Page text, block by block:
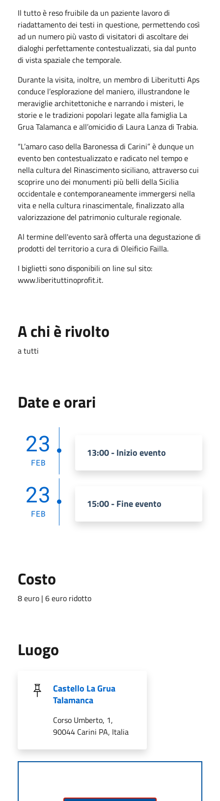
Il tutto è reso fruibile da un paziente lavoro di
riadattamento dei testi in questione, permettendo così
ad un numero più vasto di visitatori di ascoltare dei
dialoghi perfettamente contestualizzati, sia dal punto
di vista spaziale che temporale.
Durante la visita, inoltre, un membro di Liberitutti Aps
conduce l’esplorazione del maniero, illustrandone le
meraviglie architettoniche e narrando i misteri, le
storie e le tradizioni popolari legate alla famiglia La
Grua Talamanca e all’omicidio di Laura Lanza di Trabia.
“L’amaro caso della Baronessa di Carini” è dunque un
evento ben contestualizzato e radicato nel tempo e
nella cultura del Rinascimento siciliano, attraverso cui
scoprire uno dei monumenti più belli della Sicilia
occidentale e contemporaneamente immergersi nella
vita e nella cultura rinascimentale, finalizzato alla
valorizzazione del patrimonio culturale regionale.
Al termine dell'evento sarà offerta una degustazione di
prodotti del territorio a cura di Oleificio Failla.
I biglietti sono disponibili on line sul sito:
www.liberituttinoprofit.it.
A chi è rivolto
a tutti
Date e orari
23
FEB
13:00 - Inizio evento
23
FEB
15:00 - Fine evento
Costo
8 euro | 6 euro ridotto
Luogo
Castello La Grua
Talamanca
Corso Umberto, 1,
90044 Carini PA, Italia